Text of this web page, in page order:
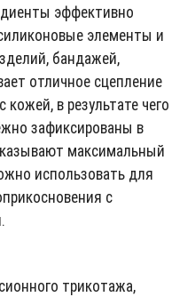
эффективно
элементы и
бандажей,
отличное сцепление
в результате чего
зафиксированы в
максимальный
использовать для
с
трикотажа,